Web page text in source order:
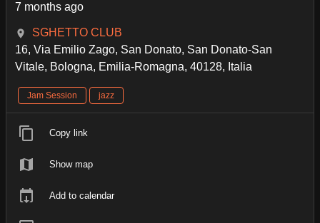
7 months ago
SGHETTO CLUB
16, Via Emilio Zago, San Donato, San Donato-San
Vitale, Bologna, Emilia-Romagna, 40128, Italia
Jam Session jazz
Copy link
Show map
Add to calendar